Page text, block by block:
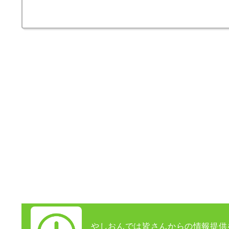
やしおんでは皆さんからの情報提供